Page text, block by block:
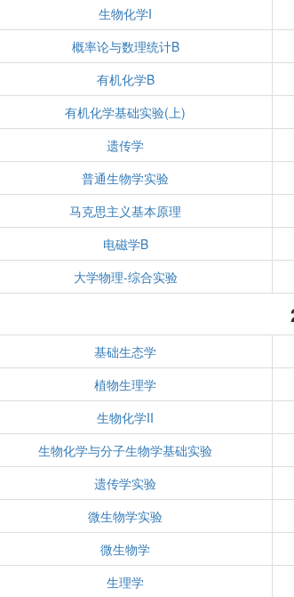
生物化学I
概率论与数理统计B
有机化学B
有机化学基础实验(上)
遗传学
普通生物学实验
马克思主义基本原理
电磁学B
大学物理-综合实验
基础生态学
植物生理学
生物化学II
生物化学与分子生物学基础实验
遗传学实验
微生物学实验
微生物学
生理学